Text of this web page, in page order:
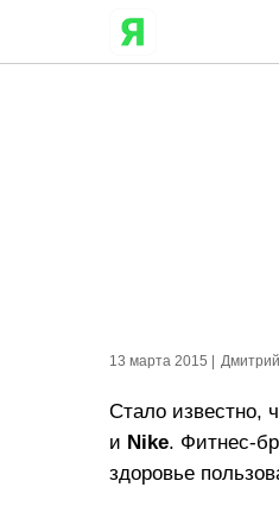
13 марта 2015 |
Стало известно,
и Nike. Фитнес-
здоровье